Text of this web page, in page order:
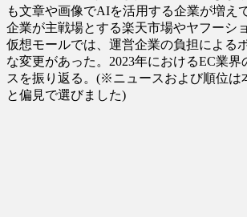
も文章や画像でAIを活用する企業が増え
企業が主戦場とする楽天市場やヤフーシ
仮想モールでは、運営企業の負担による
な変更があった。2023年におけるEC業界
スを振り返る。(※ニュースおよび順位は
と偏見で選びました)